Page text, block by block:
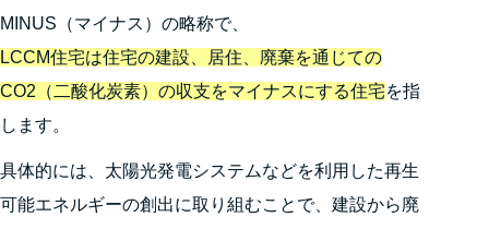
MINUS（マイナス）の略称で、
LCCM住宅は住宅の建設、居住、廃棄を通じての
CO2（二酸化炭素）の収支をマイナスにする住宅を指
します。
具体的には、太陽光発電システムなどを利用した再生
可能エネルギーの創出に取り組むことで、建設から廃